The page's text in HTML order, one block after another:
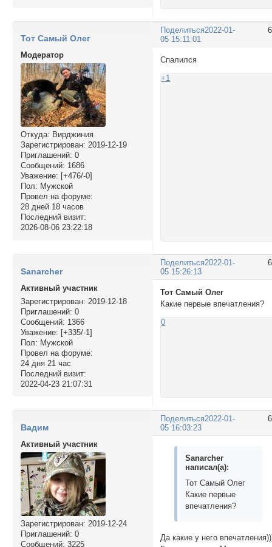
Поделиться2022-01-
05 15:11:01
Тот Самый Олег
Модератор
Откуда: Вирджиния
Зарегистрирован: 2019-12-19
Приглашений: 0
Сообщений: 1686
Уважение: [+476/-0]
Пол: Мужской
Провел на форуме:
28 дней 18 часов
Последний визит:
2026-08-06 23:22:18
Спалился
+1
Поделиться2022-01-
05 15:26:13
Sanarcher
Активный участник
Зарегистрирован: 2019-12-18
Приглашений: 0
Сообщений: 1366
Уважение: [+335/-1]
Пол: Мужской
Провел на форуме:
24 дня 21 час
Последний визит:
2022-04-23 21:07:31
Тот Самый Олег
Какие первые впечатления?
0
Поделиться2022-01-
05 16:03:23
Вадим
Активный участник
Зарегистрирован: 2019-12-24
Приглашений: 0
Сообщений: 3225
Sanarcher
написал(а):
Тот Самый Олег
Какие первые
впечатления?
Да какие у него